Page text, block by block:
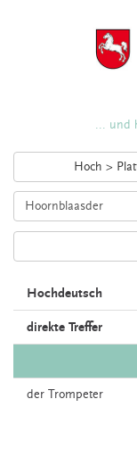
... und
Hoch >
Hochdeutsch
direkte Treffer
der Trompeter